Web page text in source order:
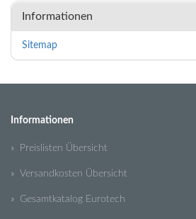
Informationen
Sitemap
Informationen
» Preislisten Übersicht
» Versandkosten Übersicht
» Gesamtkatalog Eurotech